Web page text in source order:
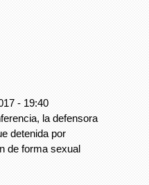
- 19:40
la defensora
detenida por
de forma sexual